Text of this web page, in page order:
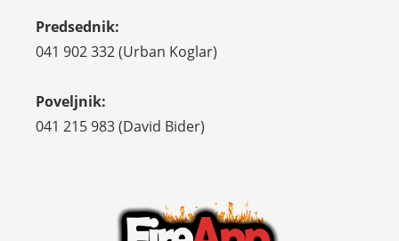
Predsednik:
041 902 332 (Urban Koglar)
Poveljnik:
041 215 983 (David Bider)